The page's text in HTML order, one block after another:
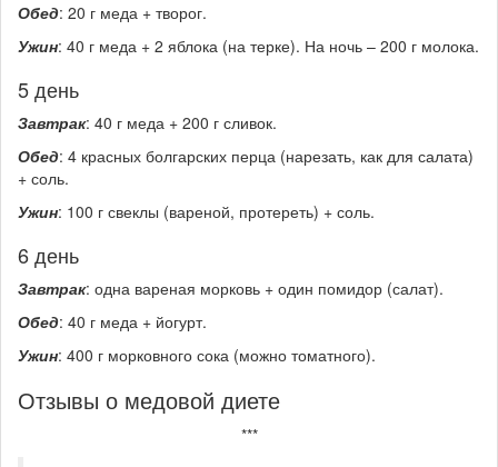
Обед: 20 г меда + творог.
Ужин: 40 г меда + 2 яблока (на терке). На ночь – 200 г молока.
5 день
Завтрак: 40 г меда + 200 г сливок.
Обед: 4 красных болгарских перца (нарезать, как для салата)
+ соль.
Ужин: 100 г свеклы (вареной, протереть) + соль.
6 день
Завтрак: одна вареная морковь + один помидор (салат).
Обед: 40 г меда + йогурт.
Ужин: 400 г морковного сока (можно томатного).
Отзывы о медовой диете
***